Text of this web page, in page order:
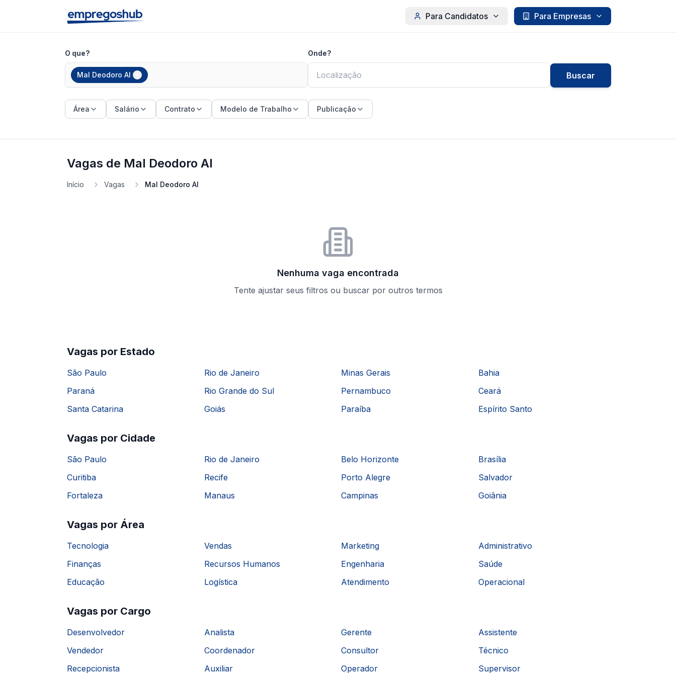
Para Candidatos Para Empresas
O que?
Mal Deodoro Al
Onde?
Buscar
Área Salário Contrato Modelo de Trabalho Publicação
Vagas de Mal Deodoro Al
Início Vagas Mal Deodoro Al
Nenhuma vaga encontrada
Tente ajustar seus filtros ou buscar por outros termos
Vagas por Estado
São Paulo Rio de Janeiro Minas Gerais
Bahia
Paraná
Rio Grande do Sul Pernambuco
Ceará
Santa Catarina
Goiás Paraíba Espírito Santo
Vagas por Cidade
São Paulo Rio de Janeiro Belo Horizonte
Brasília
Curitiba
Recife Porto Alegre
Salvador
Fortaleza
Manaus Campinas Goiânia
Vagas por Área
Tecnologia Vendas Marketing
Administrativo
Finanças
Recursos Humanos Engenharia
Saúde
Educação
Logística Atendimento Operacional
Vagas por Cargo
Desenvolvedor Analista Gerente
Assistente
Vendedor
Coordenador Consultor
Técnico
Recepcionista
Auxiliar Operador Supervisor